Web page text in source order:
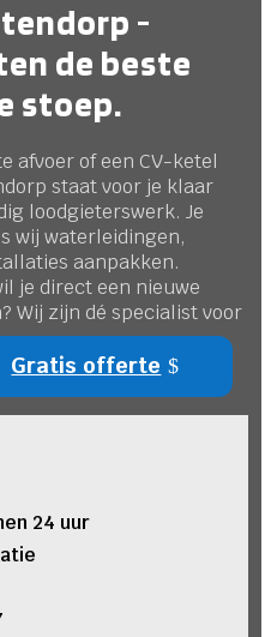
-
de beste
stoep.
afvoer of een CV-ketel
staat voor je klaar
loodgieterswerk. Je
wij waterleidingen,
aanpakken.
je direct een nieuwe
Wij zijn dé specialist voor
Gratis offerte
24 uur